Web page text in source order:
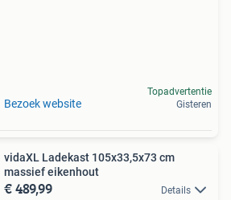
Bezoek website
Topadvertentie
Gisteren
vidaXL Ladekast 105x33,5x73 cm
massief eikenhout
€ 489,99 Details